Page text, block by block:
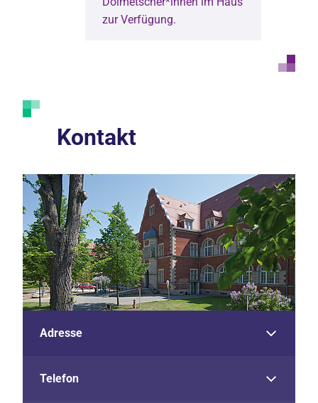
zur Verfügung.
Kontakt
Adresse
Telefon